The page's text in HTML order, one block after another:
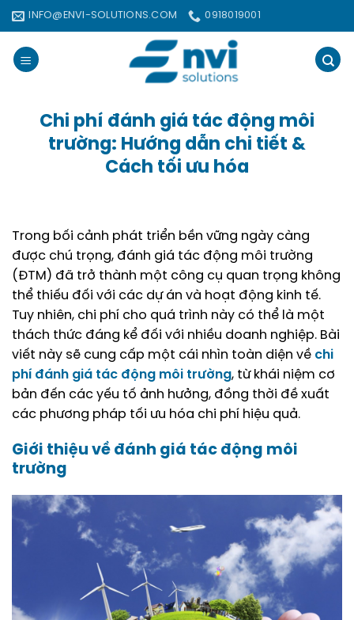
Bỏ
qua
nội
dung
INFO@ENVI-SOLUTIONS.COM 0918019001
Chi phí đánh giá tác động môi
trường: Hướng dẫn chi tiết &
Cách tối ưu hóa
Trong bối cảnh phát triển bền vững ngày càng
được chú trọng, đánh giá tác động môi trường
(ĐTM) đã trở thành một công cụ quan trọng không
thể thiếu đối với các dự án và hoạt động kinh tế.
Tuy nhiên, chi phí cho quá trình này có thể là một
thách thức đáng kể đối với nhiều doanh nghiệp. Bài
viết này sẽ cung cấp một cái nhìn toàn diện về chi
phí đánh giá tác động môi trường, từ khái niệm cơ
bản đến các yếu tố ảnh hưởng, đồng thời đề xuất
các phương pháp tối ưu hóa chi phí hiệu quả.
Giới thiệu về đánh giá tác động môi
trường